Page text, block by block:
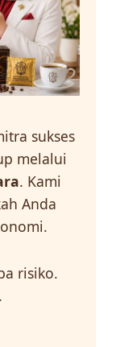
sukses
melalui
. Kami
Anda
risiko.